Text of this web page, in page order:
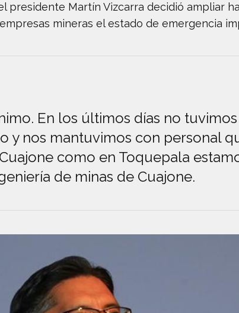
presidente Martín Vizcarra decidió ampliar
mineras el estado de emergencia
En los últimos días no
y nos mantuvimos con personal
como en Toquepala
de minas de Cuajone.